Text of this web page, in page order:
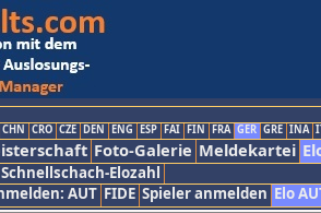
CHN CRO CZE DEN ENG ESP FAI FIN FRA GER GRE INA
Foto-Galerie Meldekartei
Schnellschach-Elozahl
AUT FIDE Spieler anmelden Elo